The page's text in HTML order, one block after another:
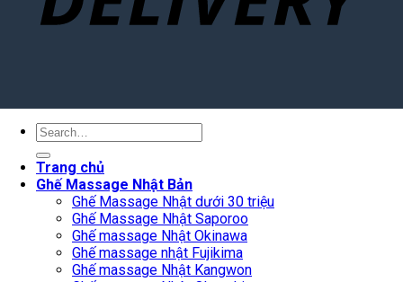
Search
Trang chủ
Ghế Massage Nhật Bản
Ghế Massage Nhật dưới 30 triệu
Ghế Massage Nhật Saporoo
Ghế massage Nhật Okinawa
Ghế massage nhật Fujikima
Ghế massage Nhật Kangwon